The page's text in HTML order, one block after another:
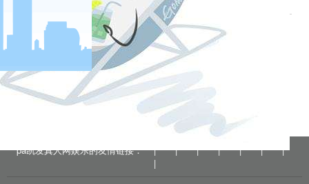
相关新闻
最新：新增确诊22例，其中1例为本土病例
2020-04-28
武汉，清零！
pa凯发真人网娱乐的友情链接： | | | | | |
|
|